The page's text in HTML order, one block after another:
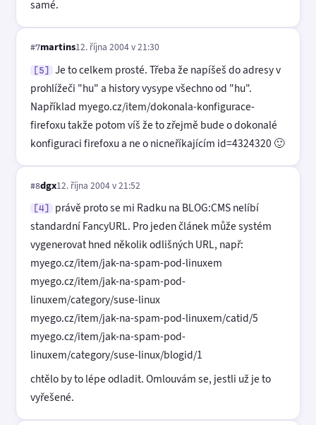
samé.
#7martins12. října 2004 v 21:30
[5]
Je to celkem prosté. Třeba že napíšeš do adresy v
prohlížeči "hu" a history vysype všechno od "hu".
Například myego.cz/item/dokonala-konfigurace-
firefoxu takže potom víš že to zřejmě bude o dokonalé
konfiguraci firefoxu a ne o nicneříkajícím id=4324320 🙂
#8dgx12. října 2004 v 21:52
[4]
právě proto se mi Radku na BLOG:CMS nelíbí
standardní FancyURL. Pro jeden článek může systém
vygenerovat hned několik odlišných URL, např:
myego.cz/item/jak-na-spam-pod-linuxem
myego.cz/item/jak-na-spam-pod-
linuxem/category/suse-linux
myego.cz/item/jak-na-spam-pod-linuxem/catid/5
myego.cz/item/jak-na-spam-pod-
linuxem/category/suse-linux/blogid/1
chtělo by to lépe odladit. Omlouvám se, jestli už je to
vyřešené.